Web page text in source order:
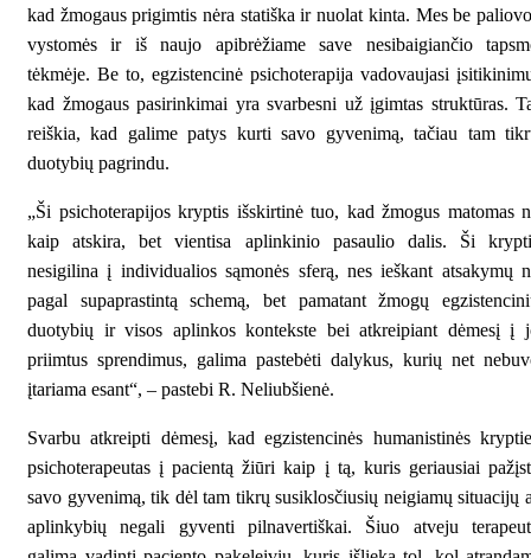
kad žmogaus prigimtis nėra statiška ir nuolat kinta. Mes be
vystomės ir iš naujo apibrėžiame save nesibaigiančio
tėkmėje. Be to, egzistencinė psichoterapija vadovaujasi
kad žmogaus pasirinkimai yra svarbesni už įgimtas struktūras.
reiškia, kad galime patys kurti savo gyvenimą, tačiau tam
duotybių pagrindu.
„Ši psichoterapijos kryptis išskirtinė tuo, kad žmogus matomas
kaip atskira, bet vientisa aplinkinio pasaulio dalis. Ši
nesigilina į individualios sąmonės sferą, nes ieškant atsakymų
pagal supaprastintą schemą, bet pamatant žmogų
duotybių ir visos aplinkos kontekste bei atkreipiant dėmesį į
priimtus sprendimus, galima pastebėti dalykus, kurių net
įtariama esant“, – pastebi R. Neliubšienė.
Svarbu atkreipti dėmesį, kad egzistencinės humanistinės
psichoterapeutas į pacientą žiūri kaip į tą, kuris geriausiai
savo gyvenimą, tik dėl tam tikrų susiklosčiusių neigiamų situacijų
aplinkybių negali gyventi pilnavertiškai. Šiuo atveju